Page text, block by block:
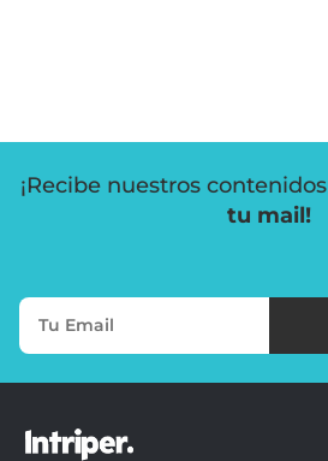
¡Recibe nuestros contenidos
tu mail!